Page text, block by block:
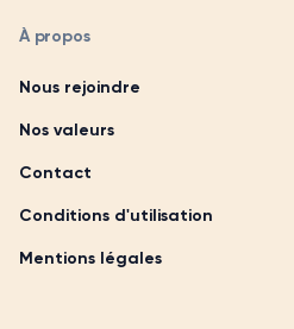
À propos
Nous rejoindre
Nos valeurs
Contact
Conditions d'utilisation
Mentions légales